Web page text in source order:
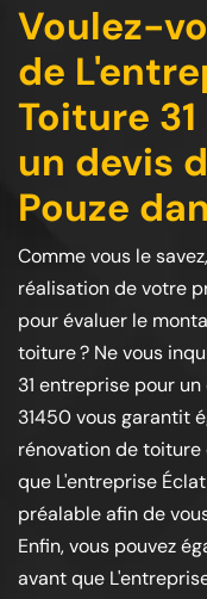
Voulez-
de
Toiture
un devis
Pouze
Comme vous le
réalisation de votre
pour évaluer le
toiture ? Ne vous
31 entreprise pour
31450 vous garantit
rénovation de toiture
que L'entreprise
préalable afin de
Enfin, vous pouvez
avant que